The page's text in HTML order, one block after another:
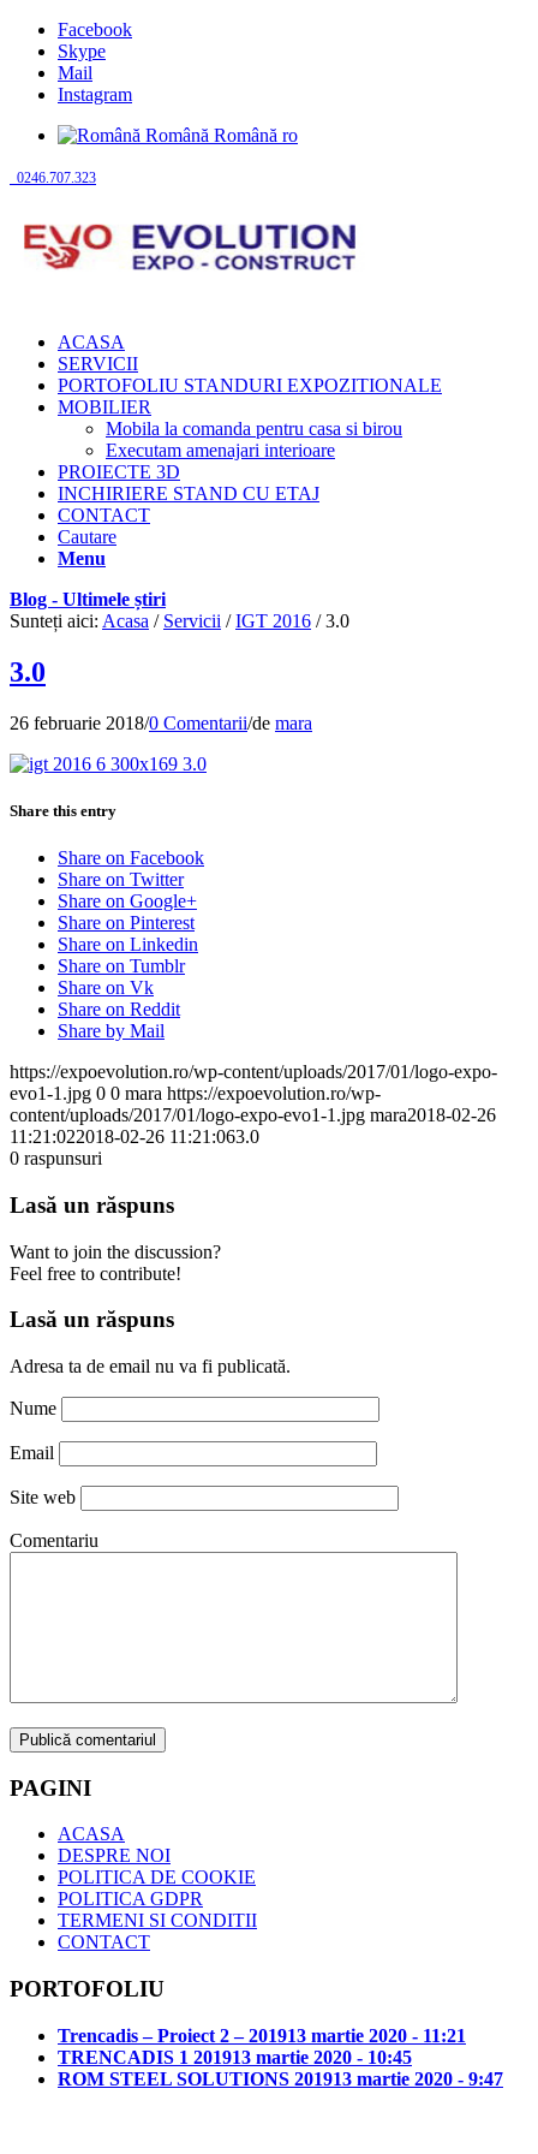
Facebook
Skype
Mail
Instagram
Română Română ro
0246.707.323
ACASA
SERVICII
PORTOFOLIU STANDURI EXPOZITIONALE
MOBILIER
Mobila la comanda pentru casa si birou
Executam amenajari interioare
PROIECTE 3D
INCHIRIERE STAND CU ETAJ
CONTACT
Cautare
Menu
Blog - Ultimele știri
Sunteți aici: Acasa / Servicii / IGT 2016 / 3.0
3.0
26 februarie 2018/0 Comentarii/de mara
Share this entry
Share on Facebook
Share on Twitter
Share on Google+
Share on Pinterest
Share on Linkedin
Share on Tumblr
Share on Vk
Share on Reddit
Share by Mail
https://expoevolution.ro/wp-content/uploads/2017/01/logo-expo-
evo1-1.jpg 0 0 mara https://expoevolution.ro/wp-
content/uploads/2017/01/logo-expo-evo1-1.jpg mara2018-02-26
11:21:022018-02-26 11:21:063.0
0 raspunsuri
Lasă un răspuns
Want to join the discussion?
Feel free to contribute!
Lasă un răspuns
Adresa ta de email nu va fi publicată.
Nume
Email
Site web
Comentariu
PAGINI
ACASA
DESPRE NOI
POLITICA DE COOKIE
POLITICA GDPR
TERMENI SI CONDITII
CONTACT
PORTOFOLIU
Trencadis – Proiect 2 – 201913 martie 2020 - 11:21
TRENCADIS 1 201913 martie 2020 - 10:45
ROM STEEL SOLUTIONS 201913 martie 2020 - 9:47